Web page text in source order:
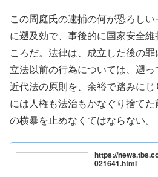
この周庭氏の逮捕の何が恐ろし
に遡及効で、事後的に国家安全
ころだ。法律は、成立した後の
立法以前の行為については、遡
近代法の原則を、余裕で踏みに
には人権も法治もかなぐり捨て
の横暴を止めなくてはならない。
https://
021641.html